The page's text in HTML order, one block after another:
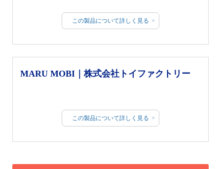
この製品について詳しく見る
MARU MOBI｜株式会社トイファクトリー
この製品について詳しく見る